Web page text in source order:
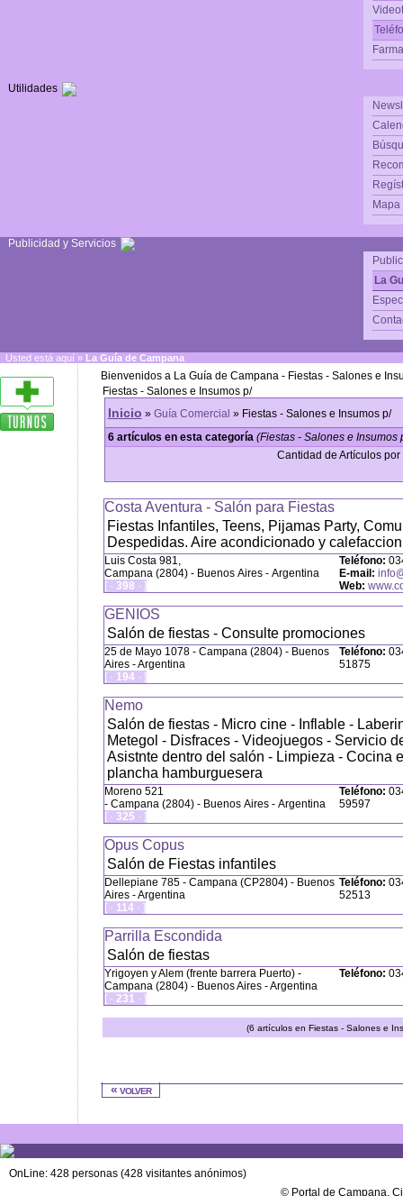
Utilidades
Publicidad y Servicios
La
Usted está aquí » La Guía de Campana
Bienvenidos a La Guía de Campana - Fiestas - Salones e
Fiestas - Salones e Insumos p/
Inicio » Guía Comercial » Fiestas - Salones e Insumos p/
6 artículos en esta categoría (Fiestas - Salones e Insumos
Cantidad de Artículos por
Costa Aventura - Salón para Fiestas
Fiestas Infantiles, Teens, Pijamas Party,
Despedidas. Aire acondicionado y
Luis Costa 981,
Campana (2804) - Buenos Aires - Argentina
[ · 398 · ]
Teléfono:
E-mail:
Web:
GENIOS
Salón de fiestas - Consulte promociones
25 de Mayo 1078 - Campana (2804) - Buenos
Aires - Argentina
[ · 194 · ]
Teléfono:
51875
Nemo
Salón de fiestas - Micro cine - Inflable -
Metegol - Disfraces - Videojuegos - Servicio
Asistnte dentro del salón - Limpieza - Cocina
plancha hamburguesera
Moreno 521
- Campana (2804) - Buenos Aires - Argentina
[ · 325 · ]
Teléfono:
59597
Opus Copus
Salón de Fiestas infantiles
Dellepiane 785 - Campana (CP2804) - Buenos
Aires - Argentina
[ · 114 · ]
Teléfono:
52513
Parrilla Escondida
Salón de fiestas
Yrigoyen y Alem (frente barrera Puerto) -
Campana (2804) - Buenos Aires - Argentina
[ · 231 · ]
Teléfono:
(6 artículos en Fiestas - Salones e
« volver
OnLine: 428 personas (428 visitantes anónimos)
© Portal de Campana,